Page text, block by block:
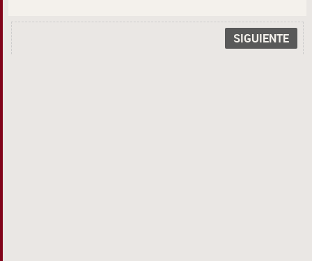
SIGUIENTE